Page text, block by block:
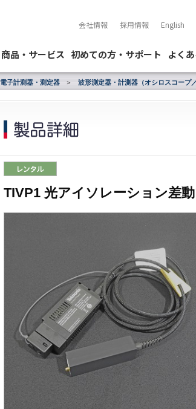
会社情報 採用情報 English
商品・サービス 初めての方・サポート よく
電子計測器・測定器 波形測定器・計測器（オシロスコープ
TIVP1 光アイソレーション差